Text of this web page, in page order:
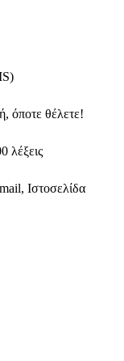
όποτε θέλετε!
λέξεις
Ιστοσελίδα